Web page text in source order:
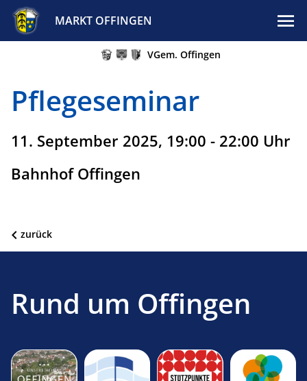
MARKT OFFINGEN
VGem. Offingen
Pflegeseminar
11. September 2025, 19:00 - 22:00 Uhr
Bahnhof Offingen
zurück
Rund um Offingen